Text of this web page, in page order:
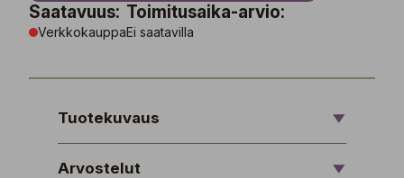
Saatavuus:
Verkkokauppa
Toimitusaika-arvio:
Ei saatavilla
Tuotekuvaus
Arvostelut